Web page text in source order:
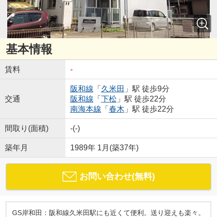
基本情報
賃料 -
交通
阪和線 「 久米田 」駅 徒歩9分
阪和線 「 下松」駅 徒歩22分
南海本線 「 春木 」駅 徒歩22分
間取り(面積) -(-)
築年月 1989年 1月(築37年)
お問い合わせ(無料)
GS岸和田：阪和線久米田駅にも近くて便利。送り迎えも楽々。